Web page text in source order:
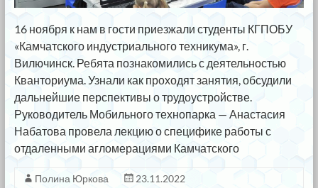
16 ноября к нам в гости приезжали студенты КГПОБУ
«Камчатского индустриального техникума», г.
Вилючинск. Ребята познакомились с деятельностью
Кванториума. Узнали как проходят занятия, обсудили
дальнейшие перспективы о трудоустройстве.
Руководитель Мобильного технопарка — Анастасия
Набатова провела лекцию о специфике работы с
отдаленными агломерациями Камчатского
Полина Юркова
23.11.2022